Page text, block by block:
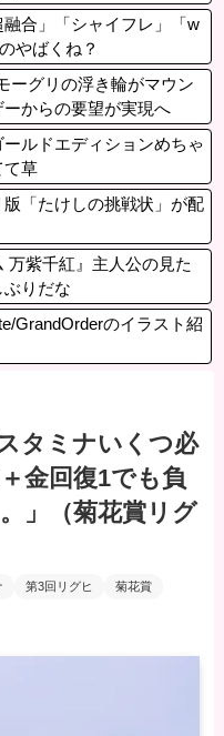
融合」「シャイフレ」「w
やばくね？
ーグリの浮き輪がマウン
ーからの要望が実現へ
ールドエディションめちゃ
て草
「たけしの挑戦状」が配
万紫千紅』主人公の見た
ぶりだな
GrandOrderのイラスト紹
タミナいくつ必
金回復1でも負
」（菊花賞リグ
第3回リグヒ 菊花賞